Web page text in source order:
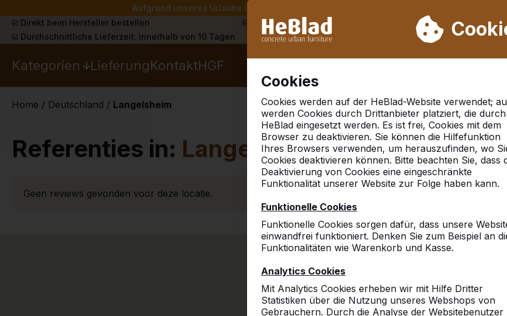
Aufgrund unseres Urlaubs liefern wir von Woche 31 bis Woche 33 nicht. Bitte
Cookies
Cookies werden auf der HeBlad-Website verwendet;
werden Cookies durch Drittanbieter platziert, die durch
HeBlad eingesetzt werden. Es ist frei, Cookies mit dem
Browser zu deaktivieren. Sie können die Hilfefunktion
Ihres Browsers verwenden, um herauszufinden, wo
Cookies deaktivieren können. Bitte beachten Sie, dass
Deaktivierung von Cookies eine eingeschränkte
Funktionalität unserer Website zur Folge haben kann.
Funktionelle Cookies
Funktionelle Cookies sorgen dafür, dass unsere
einwandfrei funktioniert. Denken Sie zum Beispiel an
Funktionalitäten wie Warenkorb und Kasse.
Analytics Cookies
Mit Analytics Cookies erheben wir mit Hilfe Dritter
Statistiken über die Nutzung unseres Webshops von
Gebrauchern. Durch die Analyse der Websitebenutzer
Direkt beim Hersteller bestellen Schon mehr als 30.000 Produkten verkauft
Durchschnittliche Lieferzeit: innerhalb von 10 Tagen
Kategorien LieferungKontaktHGF
Home / Deutschland / Langelsheim
Referenties in: Langelsheim
Geen reviews gevonden voor deze locatie.